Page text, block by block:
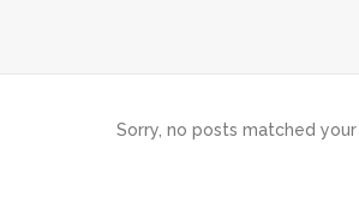
Sorry, no posts matched your